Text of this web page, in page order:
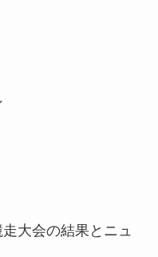
大会の結果とニュ